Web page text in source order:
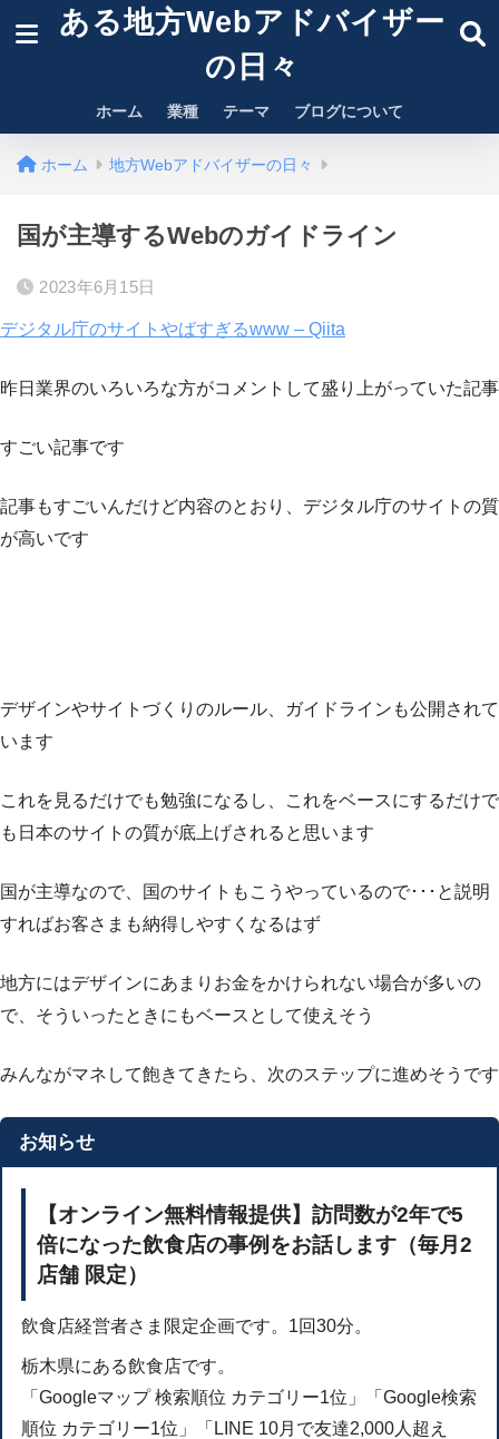
ある地方Webアドバイザー
の日々
ホーム 業種 テーマ ブログについて
ホーム 地方Webアドバイザーの日々
国が主導するWebのガイドライン
2023年6月15日
デジタル庁のサイトやばすぎるwww – Qiita
昨日業界のいろいろな方がコメントして盛り上がっていた記事
すごい記事です
記事もすごいんだけど内容のとおり、デジタル庁のサイトの質
が高いです
デザインやサイトづくりのルール、ガイドラインも公開されて
います
これを見るだけでも勉強になるし、これをベースにするだけで
も日本のサイトの質が底上げされると思います
国が主導なので、国のサイトもこうやっているので･･･と説明
すればお客さまも納得しやすくなるはず
地方にはデザインにあまりお金をかけられない場合が多いの
で、そういったときにもベースとして使えそう
みんながマネして飽きてきたら、次のステップに進めそうです
お知らせ
【オンライン無料情報提供】訪問数が2年で5
倍になった飲食店の事例をお話します（毎月2
店舗 限定）
飲食店経営者さま限定企画です。1回30分。
栃木県にある飲食店です。
「Googleマップ 検索順位 カテゴリー1位」「Google検索
順位 カテゴリー1位」「LINE 10月で友達2,000人超え